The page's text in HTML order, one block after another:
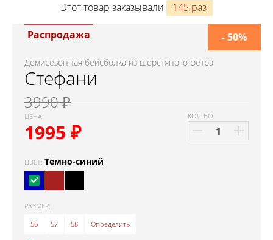
Этот товар заказывали 145 раз
Распродажа
Демисезонная бейсболка из шерстяного фетра
Стефани
3990 ₽
ЦЕНА
1995 ₽
- 50%
КОЛ-ВО
ЦВЕТ: Темно-синий
РАЗМЕР:
56
57 58 Определить